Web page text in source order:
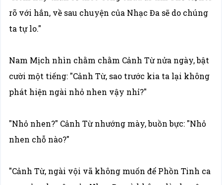
rõ với hắn, về sau chuyện của Nhạc Đa sẽ do chúng
ta tự lo."
Nam Mịch nhìn chằm chằm Cảnh Từ nửa ngày, bật
cười một tiếng: "Cảnh Từ, sao trước kia ta lại không
phát hiện ngài nhỏ nhen vậy nhỉ?"
"Nhỏ nhen?" Cảnh Từ nhướng mày, buồn bực: "Nhỏ
nhen chỗ nào?"
"Cảnh Từ, ngài vội vã không muốn để Phồn Tinh ca